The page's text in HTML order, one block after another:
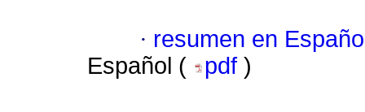
· resumen en
Español (
pdf )